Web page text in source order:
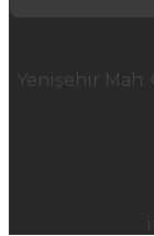
Yenişehir Mah.